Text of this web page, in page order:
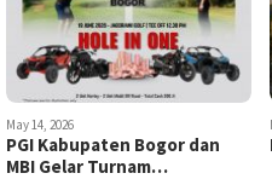
May 14, 2026
PGI Kabupaten Bogor dan
MBI Gelar Turnam…